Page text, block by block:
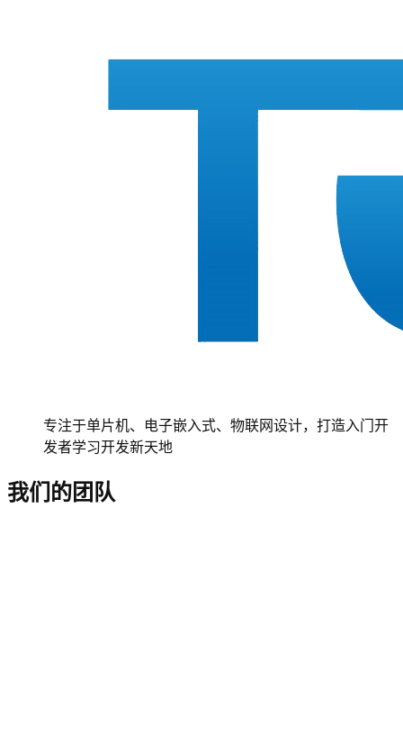
专注于单片机、电子嵌入式、物联网设计，打造入门开
发者学习开发新天地
我们的团队